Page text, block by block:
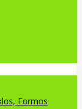
Formos